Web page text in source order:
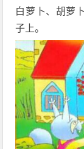
白萝卜、胡萝
子上。